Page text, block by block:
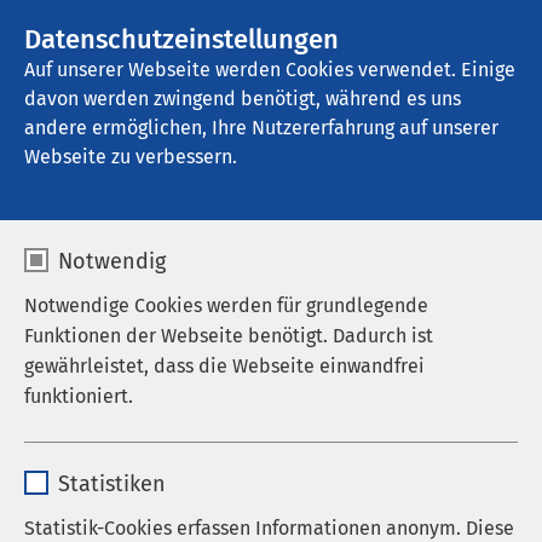
Datenschutzeinstellungen
Auf unserer Webseite werden Cookies verwendet. Einige
davon werden zwingend benötigt, während es uns
andere ermöglichen, Ihre Nutzererfahrung auf unserer
Webseite zu verbessern.
Notwendig
Notwendige Cookies werden für grundlegende
Funktionen der Webseite benötigt. Dadurch ist
gewährleistet, dass die Webseite einwandfrei
funktioniert.
Anbieter sgalinski
Statistiken
Statistik-Cookies erfassen Informationen anonym. Diese
AMEOS Pflege Zentrum Josefinum
Oberhausen